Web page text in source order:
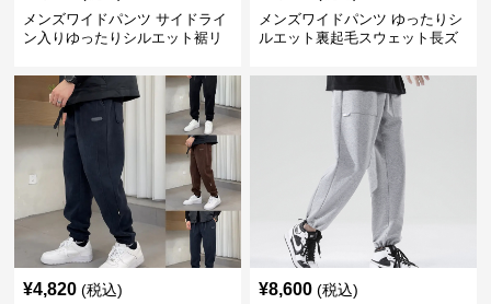
メンズワイドパンツ サイドライ
ン入りゆったりシルエット裾リ
メンズワイドパンツ ゆったりシ
ルエット裏起毛スウェット長ズ
¥4,820 (税込) ¥8,600 (税込)